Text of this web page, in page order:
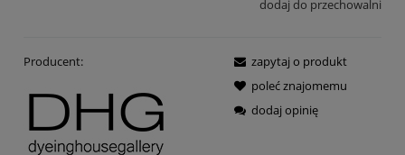
dodaj do przechowalni
Producent:
zapytaj o produkt
poleć znajomemu
dodaj opinię